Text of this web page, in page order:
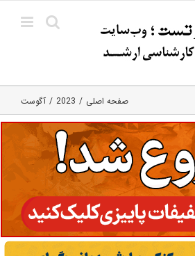
صفحه اصلی 2023 آگوست